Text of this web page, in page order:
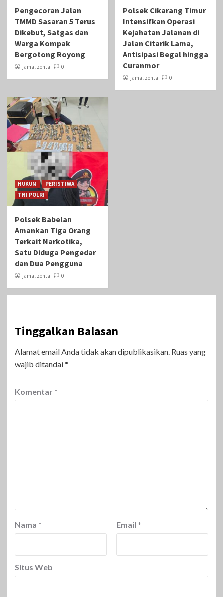
Pengecoran Jalan
TMMD Sasaran 5 Terus
Dikebut, Satgas dan
Warga Kompak
Bergotong Royong
jamal zonta 0
Polsek Cikarang Timur
Intensifkan Operasi
Kejahatan Jalanan di
Jalan Citarik Lama,
Antisipasi Begal hingga
Curanmor
jamal zonta 0
HUKUM
PERISTIWA
TNI POLRI
Polsek Babelan
Amankan Tiga Orang
Terkait Narkotika,
Satu Diduga Pengedar
dan Dua Pengguna
jamal zonta 0
Tinggalkan Balasan
Alamat email Anda tidak akan dipublikasikan. Ruas yang
wajib ditandai*
Komentar *
Nama * Email *
Situs Web